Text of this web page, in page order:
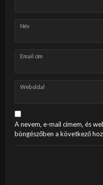
Név
Email cím
Weboldal
A nevem, e-mail címem, és
böngészőben a következő